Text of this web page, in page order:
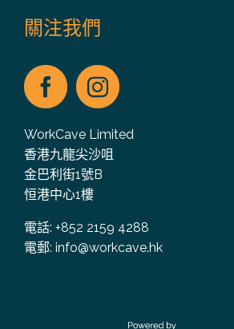
關注我們
WorkCave Limited
香港九龍尖沙咀
金巴利街1號B
恒港中心1樓
電話: +852 2159 4288
電郵: info@workcave.hk